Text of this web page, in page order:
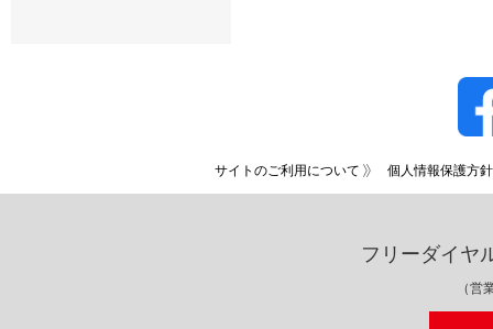
サイトのご利用について 個人情報保護方針
フリーダイヤ
（営